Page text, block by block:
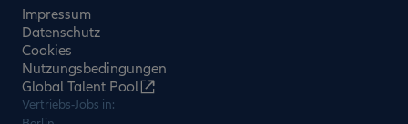
Impressum
Datenschutz
Cookies
Nutzungsbedingungen
Global Talent Pool
Vertriebs-Jobs in: